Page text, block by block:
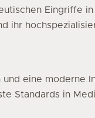
Eingriffe
ihr
eine moderne
Standards in